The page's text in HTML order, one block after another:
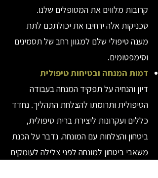
קרובות מלווים את המטופלים שלנו.
טכניקות אלה ירחיבו את יכולתכם לתת
מענה טיפולי שלם למגוון רחב של תסמינים
וסימפטומים.
דמות המנחה ובטיחות טיפולית
דיון והנחיה על תפקיד המנחה בעבודה
הטיפולית ותרומתו להצלחת התהליך. נחדד
כללים ועקרונות ליצירת ברית טיפולית,
ביטחון והצלחות עם המונחה. נדבר על הכנת
משאבי ביטחון למונחה לפני צלילה לעומקים